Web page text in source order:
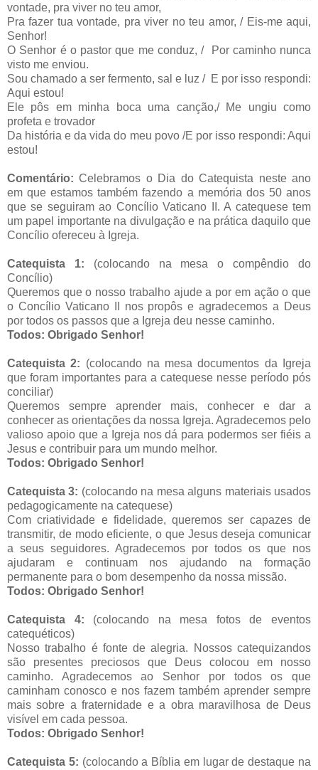
vontade, pra viver no teu amor,
Pra fazer tua vontade, pra viver no teu amor, / Eis-me aqui,
Senhor!
O Senhor é o pastor que me conduz, / Por caminho nunca
visto me enviou.
Sou chamado a ser fermento, sal e luz / E por isso respondi:
Aqui estou!
Ele pôs em minha boca uma canção,/ Me ungiu como
profeta e trovador
Da história e da vida do meu povo /E por isso respondi: Aqui
estou!
Comentário:Celebramos o Dia do Catequista neste ano
em que estamos também fazendo a memória dos 50 anos
que se seguiram ao Concílio Vaticano II. A catequese tem
um papel importante na divulgação e na prática daquilo que
Concílio ofereceu à Igreja.
Catequista 1: (colocando na mesa o compêndio do
Concílio)
Queremos que o nosso trabalho ajude a por em ação o que
o Concílio Vaticano II nos propôs e agradecemos a Deus
por todos os passos que a Igreja deu nesse caminho.
Todos: Obrigado Senhor!
Catequista 2: (colocando na mesa documentos da Igreja
que foram importantes para a catequese nesse período pós
conciliar)
Queremos sempre aprender mais, conhecer e dar a
conhecer as orientações da nossa Igreja. Agradecemos pelo
valioso apoio que a Igreja nos dá para podermos ser fiéis a
Jesus e contribuir para um mundo melhor.
Todos: Obrigado Senhor!
Catequista 3: (colocando na mesa alguns materiais usados
pedagogicamente na catequese)
Com criatividade e fidelidade, queremos ser capazes de
transmitir, de modo eficiente, o que Jesus deseja comunicar
a seus seguidores. Agradecemos por todos os que nos
ajudaram e continuam nos ajudando na formação
permanente para o bom desempenho da nossa missão.
Todos: Obrigado Senhor!
Catequista 4: (colocando na mesa fotos de eventos
catequéticos)
Nosso trabalho é fonte de alegria. Nossos catequizandos
são presentes preciosos que Deus colocou em nosso
caminho. Agradecemos ao Senhor por todos os que
caminham conosco e nos fazem também aprender sempre
mais sobre a fraternidade e a obra maravilhosa de Deus
visível em cada pessoa.
Todos: Obrigado Senhor!
Catequista 5: (colocando a Bíblia em lugar de destaque na